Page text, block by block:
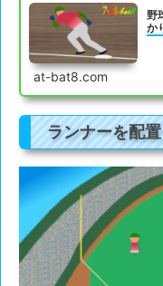
野
か
at-bat8.com
ランナーを配